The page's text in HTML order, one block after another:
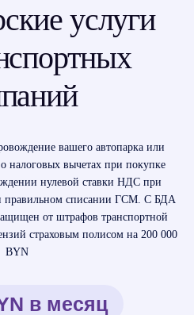
услуги
вашего автопарка или
налоговых вычетах при покупке
нулевой ставки НДС при
правильном списании ГСМ. С БДА
от штрафов транспортной
страховым полисом на 200 000
BYN
в месяц